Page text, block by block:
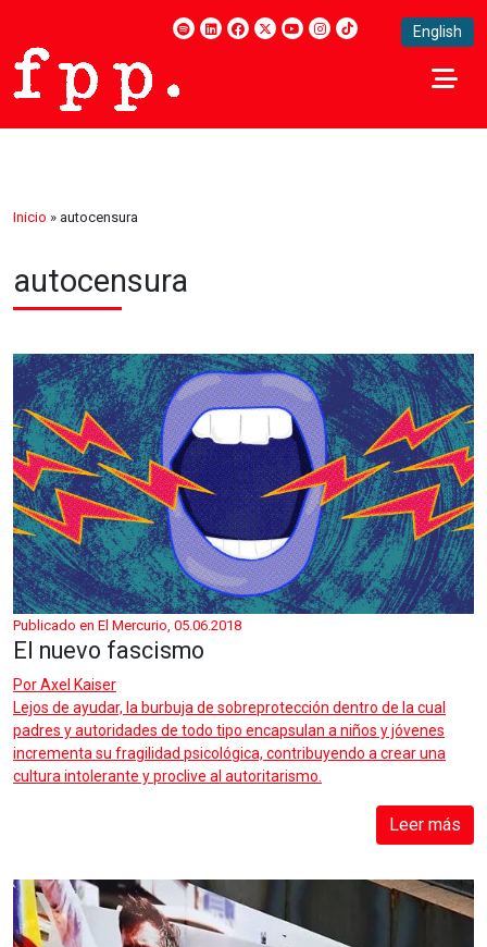
English
Inicio » autocensura
autocensura
Publicado en El Mercurio, 05.06.2018
El nuevo fascismo
PorAxel Kaiser
Lejos de ayudar, la burbuja de sobreprotección dentro de la cual
padres y autoridades de todo tipo encapsulan a niños y jóvenes
incrementa su fragilidad psicológica, contribuyendo a crear una
cultura intolerante y proclive al autoritarismo.
Leer más